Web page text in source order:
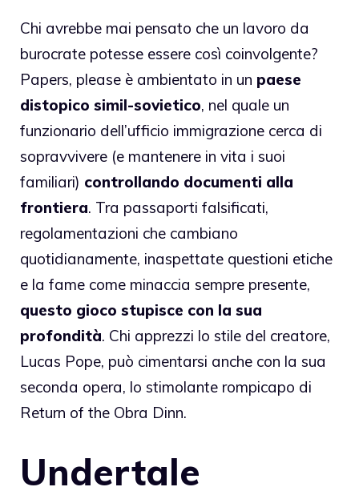
Chi avrebbe mai pensato che un lavoro da
burocrate potesse essere così coinvolgente?
Papers, please è ambientato in un paese
distopico simil-sovietico, nel quale un
funzionario dell’ufficio immigrazione cerca di
sopravvivere (e mantenere in vita i suoi
familiari) controllando documenti alla
frontiera. Tra passaporti falsificati,
regolamentazioni che cambiano
quotidianamente, inaspettate questioni etiche
e la fame come minaccia sempre presente,
questo gioco stupisce con la sua
profondità. Chi apprezzi lo stile del creatore,
Lucas Pope, può cimentarsi anche con la sua
seconda opera, lo stimolante rompicapo di
Return of the Obra Dinn.
Undertale